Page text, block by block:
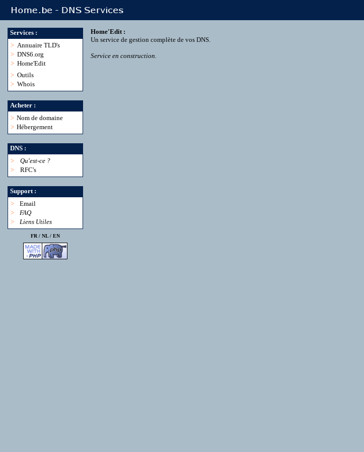
Services :
> Annuaire TLD's
> DNS6.org
> Home'Edit
> Outils
> Whois
Acheter :
> Nom de domaine
> Hébergement
DNS :
>
Qu'est-ce ?
>
RFC's
Support :
>
Email
>
FAQ
>
Liens Utiles
FR / NL/ EN
Home'Edit :
Un service de gestion complète de vos DNS.
Service en construction.